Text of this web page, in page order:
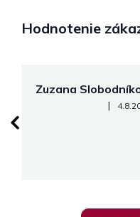
Hodnotenie
Zuzana
Hodnotenie |